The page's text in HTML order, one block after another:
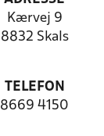
Kærvej 9
8832 Skals
TELEFON
8669 4150